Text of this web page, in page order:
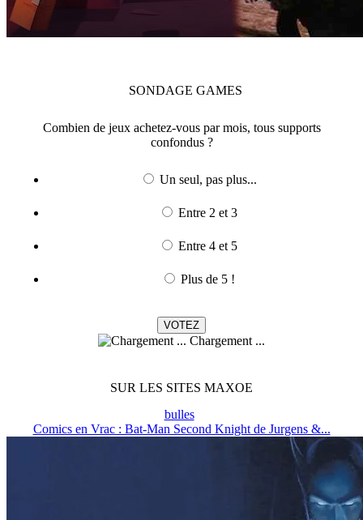
SONDAGE GAMES
Combien de jeux achetez-vous par mois, tous supports
confondus ?
Un seul, pas plus...
Entre 2 et 3
Entre 4 et 5
Plus de 5 !
Chargement ...
SUR LES SITES MAXOE
bulles
Comics en Vrac : Bat-Man Second Knight de Jurgens &...